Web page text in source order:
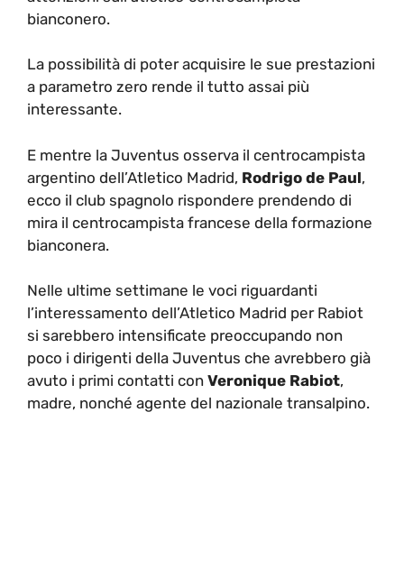
bianconero.
La possibilità di poter acquisire le sue prestazioni
a parametro zero rende il tutto assai più
interessante.
E mentre la Juventus osserva il centrocampista
argentino dell’Atletico Madrid, Rodrigo de Paul,
ecco il club spagnolo rispondere prendendo di
mira il centrocampista francese della formazione
bianconera.
Nelle ultime settimane le voci riguardanti
l’interessamento dell’Atletico Madrid per Rabiot
si sarebbero intensificate preoccupando non
poco i dirigenti della Juventus che avrebbero già
avuto i primi contatti con Veronique Rabiot,
madre, nonché agente del nazionale transalpino.